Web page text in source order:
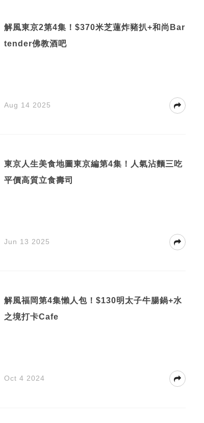
解風東京2第4集！$370米芝蓮炸豬扒+和尚Bar
tender佛教酒吧
Aug 14 2025
東京人生美食地圖東京編第4集！人氣沾麵三吃
平價高質立食壽司
Jun 13 2025
解風福岡第4集懶人包！$130明太子牛腸鍋+水
之境打卡Cafe
Oct 4 2024